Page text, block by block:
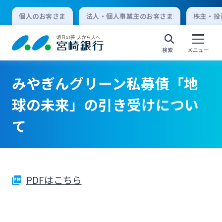
個人のお客さま 法人・個人事業主のお客さま 株主・
検索 メニュー
個人向けインターネットバンキング
みやぎんグリーン私募債「地
球の未来」の引き受けについ
て
PDFはこちら